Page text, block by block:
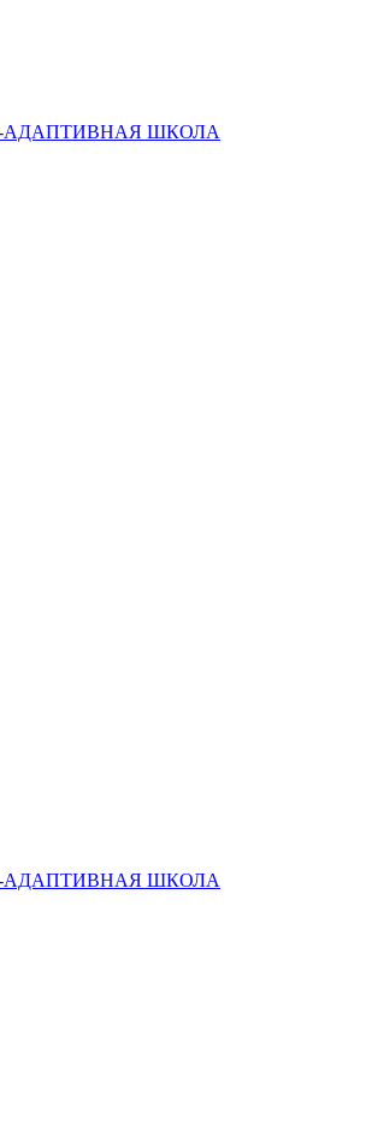
АДАПТИВНАЯ ШКОЛА
АДАПТИВНАЯ ШКОЛА